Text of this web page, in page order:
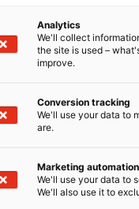
tarjoaa luotettavat
ja
Analytics
We'll collect
the site is used –
improve.
Conversion tracking
We'll use your data to
are.
Marketing automation
We'll use your data to
We'll also use it to